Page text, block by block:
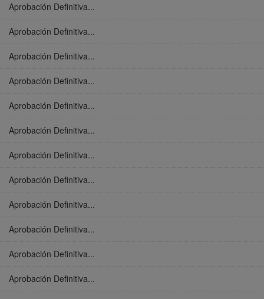
Aprobación Definitiva...
Aprobación Definitiva...
Aprobación Definitiva...
Aprobación Definitiva...
Aprobación Definitiva...
Aprobación Definitiva...
Aprobación Definitiva...
Aprobación Definitiva...
Aprobación Definitiva...
Aprobación Definitiva...
Aprobación Definitiva...
Aprobación Definitiva...